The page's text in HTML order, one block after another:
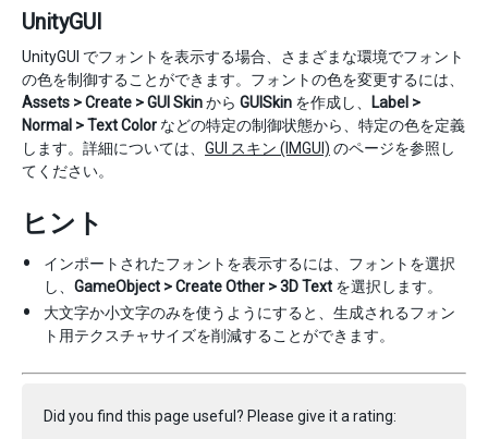
UnityGUI
UnityGUI でフォントを表示する場合、さまざまな環境でフォント
の色を制御することができます。フォントの色を変更するには、
Assets > Create > GUI Skinから GUISkin を作成し、
Label >
Normal > Text Color などの特定の制御状態から、特定の色を定義
します。詳細については、 GUI スキン (IMGUI) のページを参照し
てください。
ヒント
インポートされたフォントを表示するには、フォントを選択
し、 GameObject > Create Other > 3D Text を選択します。
大文字か小文字のみを使うようにすると、生成されるフォン
ト用テクスチャサイズを削減することができます。
Did you find this page useful? Please give it a rating: